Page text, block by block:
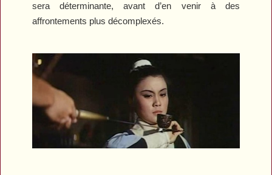
sera déterminante, avant d’en venir à des
affrontements plus décomplexés.